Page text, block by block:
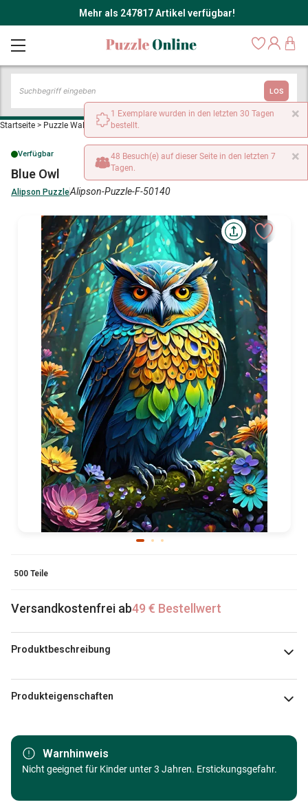
Mehr als 247817 Artikel verfügbar!
LOS
Startseite > Puzzle Wald, Blumen und Gärten
Verfügbar
Blue Owl
Alipson PuzzleAlipson-Puzzle-F-50140
500 Teile
Versandkostenfrei ab49 € Bestellwert
Produktbeschreibung
123RF
Produkteigenschaften
Marke Alipson Puzzle
Kategorie Puzzle Wald, Blumen und Gärten
Alter
Puzzle für Erwachsene (500 bis
Warnhinweis
Nicht geeignet für Kinder unter 3 Jahren. Erstickungsgefahr.
×
1 Exemplare wurden in den letzten 30 Tagen
bestellt.
×
48 Besuch(e) auf dieser Seite in den letzten 7
Tagen.